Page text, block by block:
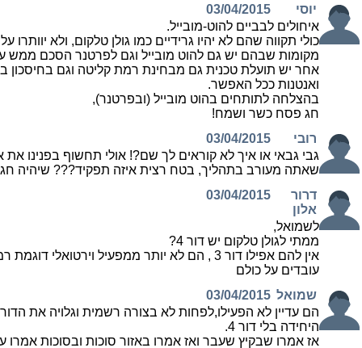
יוסי
03/04/2015
איחולים לבביים להוט-מובייל.
כולי תקווה שהם לא יהיו גרידיים כמו גולן טלקום, ולא
מקומות שבהם יש גם להוט מובייל וגם לפרטנר הסכם ממש
אחר יש תועלת טכנית גם מבחינת רמת קליטה וגם בחיסכון
ואנטנות ככל האפשר.
בהצלחה לתותחים בהוט מובייל (ובפרטנר),
חג פסח כשר ושמח!
רובי
03/04/2015
גבי גבאי או איך לא קוראים לך שם?! אולי תחשוף בפנינו את
שאתה מעורב בתהליך, בטח רצית איזה תפקיד??? שיהיה חג
דרור
אלון
03/04/2015
לשמואל,
ממתי לגולן טלקום יש דור 4?
אין להם אפילו דור 3 , הם לא יותר ממפעיל וירטואלי דוגמת רמי לוי
עובדים על כולם
שמואל 03/04/2015
היחידה בלי דור 4.